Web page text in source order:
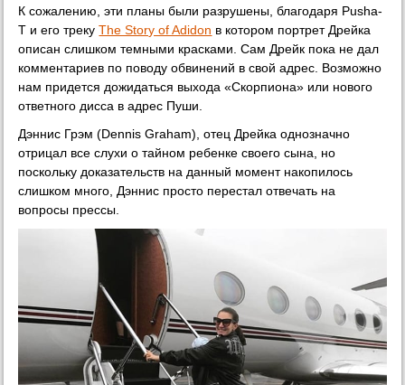
К сожалению, эти планы были разрушены, благодаря Pusha-
T и его трекуThe Story of Adidon в котором портрет Дрейка
описан слишком темными красками. Сам Дрейк пока не дал
комментариев по поводу обвинений в свой адрес. Возможно
нам придется дожидаться выхода «Скорпиона» или нового
ответного дисса в адрес Пуши.
Дэннис Грэм (Dennis Graham), отец Дрейка однозначно
отрицал все слухи о тайном ребенке своего сына, но
поскольку доказательств на данный момент накопилось
слишком много, Дэннис просто перестал отвечать на
вопросы прессы.